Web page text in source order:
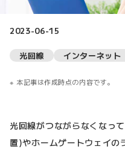
2023-06-15
光回線 インターネット
本記事は作成時点の内容です。
光回線がつながらなくなっ
置)やホームゲートウェイの